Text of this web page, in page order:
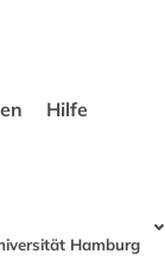
Hilfe
Hamburg